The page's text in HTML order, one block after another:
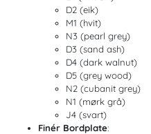
D2 (eik)
M1 (hvit)
N3 (pearl grey)
D3 (sand ash)
D4 (dark walnut)
D5 (grey wood)
N2 (cubanit grey)
N1 (mørk grå)
J4 (svart)
Finér Bordplate: